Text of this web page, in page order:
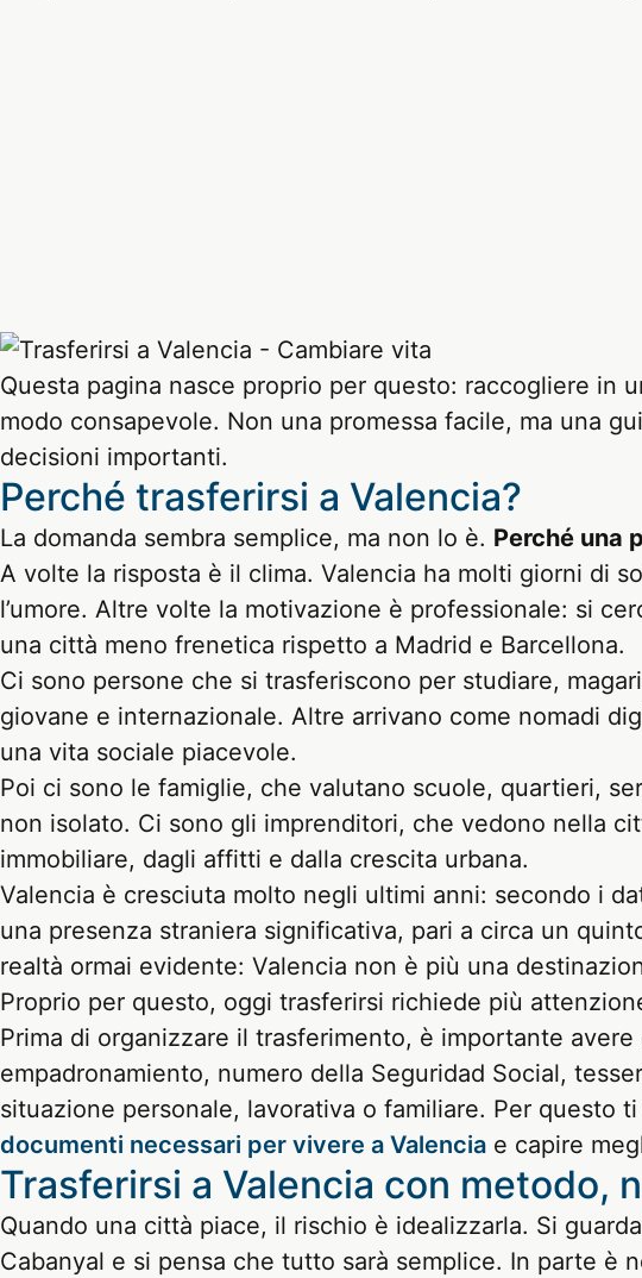
Questa pagina nasce proprio per questo: raccogliere in
modo consapevole. Non una promessa facile, ma una
decisioni importanti.
Perché trasferirsi a Valencia?
La domanda sembra semplice, ma non lo è. Perché una
A volte la risposta è il clima. Valencia ha molti giorni di
l’umore. Altre volte la motivazione è professionale: si
una città meno frenetica rispetto a Madrid e Barcellona.
Ci sono persone che si trasferiscono per studiare,
giovane e internazionale. Altre arrivano come nomadi
una vita sociale piacevole.
Poi ci sono le famiglie, che valutano scuole, quartieri,
non isolato. Ci sono gli imprenditori, che vedono nella
immobiliare, dagli affitti e dalla crescita urbana.
Valencia è cresciuta molto negli ultimi anni: secondo i
una presenza straniera significativa, pari a circa un
realtà ormai evidente: Valencia non è più una
Proprio per questo, oggi trasferirsi richiede più
Prima di organizzare il trasferimento, è importante
empadronamiento, numero della Seguridad Social,
situazione personale, lavorativa o familiare. Per questo
documenti necessari per vivere a Valencia e capire
Trasferirsi a Valencia con metodo,
Quando una città piace, il rischio è idealizzarla. Si
Cabanyal e si pensa che tutto sarà semplice. In parte è